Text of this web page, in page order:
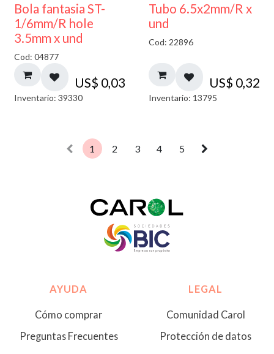
Bola fantasia ST-
1/6mm/R hole
3.5mm x und
Cod: 04877
US$ 0,03
Inventario: 39330
Tubo 6.5x2mm/R x
und
Cod: 22896
US$ 0,32
Inventario: 13795
1 2 3 4 5
AYUDA
Cómo comprar
Preguntas Frecuentes
LEGAL
Comunidad Carol
Protección de datos